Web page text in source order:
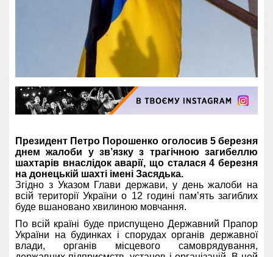
Президент Петро Порошенко оголосив 5 березня
днем жалоби у зв’язку з трагічною загибеллю
шахтарів внаслідок аварії, що сталася 4 березня
на донецькій шахті імені Засядька.
Згідно з Указом Глави держави, у день жалоби на
всій території України о 12 годині пам’ять загиблих
буде вшановано хвилиною мовчання.
По всій країні буде приспущено Державний Прапор
України на будинках і спорудах органів державної
влади, органів місцевого самоврядування,